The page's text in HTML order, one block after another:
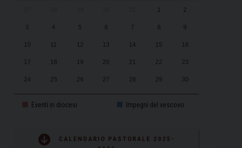
1 2
3 4 5 6 7 8 9
10 11 12 13 14 15 16
17 18 19 20 21 22 23
24 25 26 27 28 29 30
Eventi in diocesi Impegni del vescovo
CALENDARIO PASTORALE 2025-